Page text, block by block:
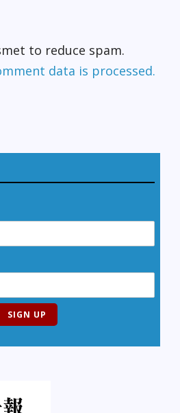
to reduce spam.
data is processed.